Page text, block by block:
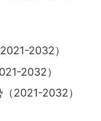
2032）
2032）
2021-2032）